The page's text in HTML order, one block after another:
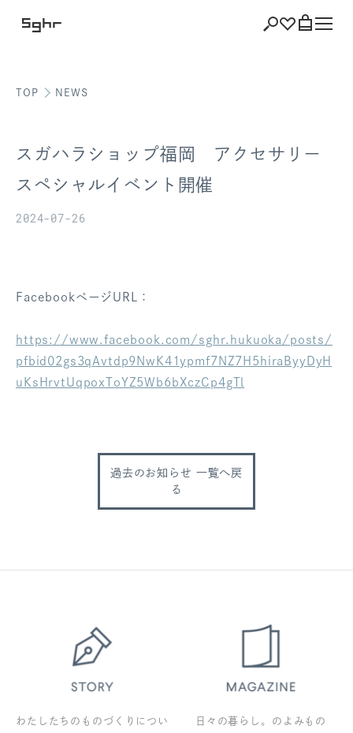
ショッピング バッグを見る
お気に入り
ログアウト
TOP NEWS
スガハラショップ福岡 アクセサリー
スペシャルイベント開催
2024-07-26
FacebookページURL：
https://www.facebook.com/sghr.hukuoka/posts/
pfbid02gs3qAvtdp9NwK41ypmf7NZ7H5hiraByyDyH
uKsHrvtUqpoxToYZ5Wb6bXczCp4gTl
過去のお知らせ 一覧へ戻
る
わたしたちのものづくりについ
日々の暮らし。のよみもの